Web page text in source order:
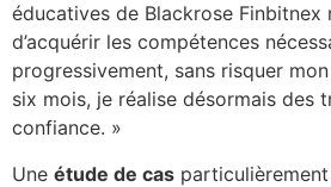
éducatives de Blackrose Finbitnex
d’acquérir les compétences
progressivement, sans risquer
six mois, je réalise désormais des
confiance. »
Une étude de cas